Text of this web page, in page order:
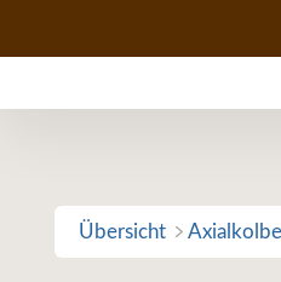
Inhalt
Übersicht